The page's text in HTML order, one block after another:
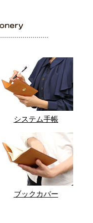
システム手帳
ブックカバー